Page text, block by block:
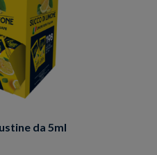
da 5ml